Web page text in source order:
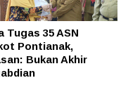
Tugas 35 ASN
Pontianak,
Bukan Akhir